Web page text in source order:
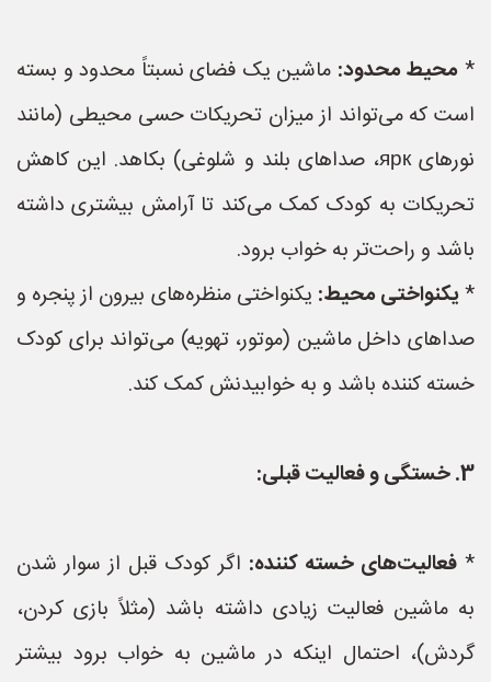
* محیط محدود: ماشین یک فضای نسبتاً محدود و بسته
است که می‌تواند از میزان تحریکات حسی محیطی (مانند
نورهای ярк، صداهای بلند و شلوغی) بکاهد. این کاهش
تحریکات به کودک کمک می‌کند تا آرامش بیشتری داشته
باشد و راحت‌تر به خواب برود.
*یکنواختی محیط: یکنواختی منظره‌های بیرون از پنجره و
صداهای داخل ماشین (موتور، تهویه) می‌تواند برای کودک
خسته کننده باشد و به خوابیدنش کمک کند.
3. خستگی و فعالیت قبلی:
* فعالیت‌های خسته کننده: اگر کودک قبل از سوار شدن
به ماشین فعالیت زیادی داشته باشد (مثلاً بازی کردن،
گردش)، احتمال اینکه در ماشین به خواب برود بیشتر